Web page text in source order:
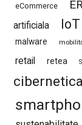
eCommerce
artificiala
IoT
malware
retail retea
cibernetica